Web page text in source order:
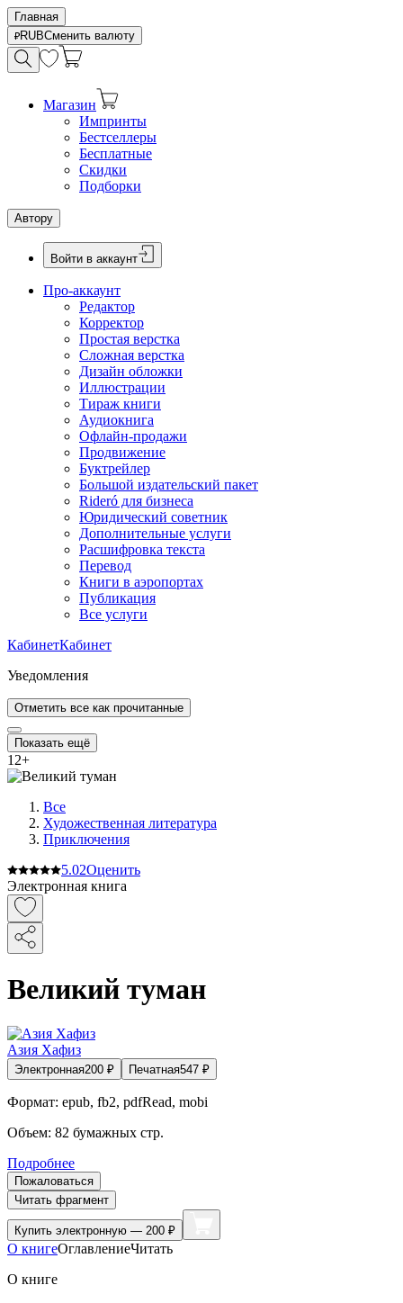
Главная
RUBСменить валюту
Магазин
Импринты
Бестселлеры
Бесплатные
Скидки
Подборки
Автору
Войти в аккаунт
Про-аккаунт
Редактор
Корректор
Простая верстка
Сложная верстка
Дизайн обложки
Иллюстрации
Тираж книги
Аудиокнига
Офлайн-продажи
Продвижение
Буктрейлер
Большой издательский пакет
Rideró для бизнеса
Юридический советник
Дополнительные услуги
Расшифровка текста
Перевод
Книги в аэропортах
Публикация
Все услуги
КабинетКабинет
Уведомления
Отметить все как прочитанные
Показать ещё
12+
Все
Художественная литература
Приключения
5.02Оценить
Электронная книга
Великий туман
Азия Хафиз
Электронная200 ₽ Печатная547 ₽
Формат: epub, fb2, pdfRead, mobi
Объем: 82 бумажных стр.
Подробнее
Пожаловаться
Читать фрагмент
Купить электронную — 200 ₽
О книгеОглавлениеЧитать
О книге